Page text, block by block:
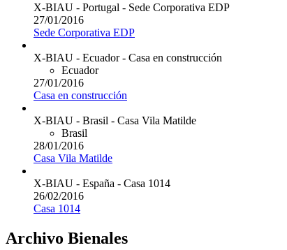
X-BIAU - Portugal - Sede Corporativa EDP
27/01/2016
Sede Corporativa EDP
X-BIAU - Ecuador - Casa en construcción
Ecuador
27/01/2016
Casa en construcción
X-BIAU - Brasil - Casa Vila Matilde
Brasil
28/01/2016
Casa Vila Matilde
X-BIAU - España - Casa 1014
26/02/2016
Casa 1014
Archivo Bienales